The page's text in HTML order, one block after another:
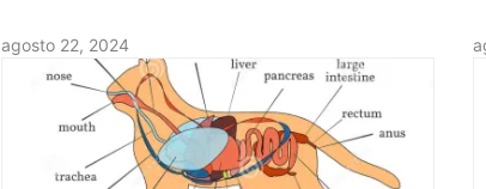
agosto 22, 2024